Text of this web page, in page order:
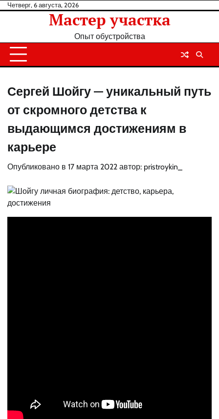
Перейти
Четверг, 6 августа, 2026
Мастер участка
Опыт обустройства
Сергей Шойгу — уникальный путь
от скромного детства к
выдающимся достижениям в
карьере
Опубликовано в 17 марта 2022 автор: pristroykin_